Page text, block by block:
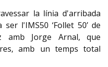
la línia d'arribada
l'IMS50 ‘Follet 50’ de
amb Jorge Arnal, que
amb un temps total